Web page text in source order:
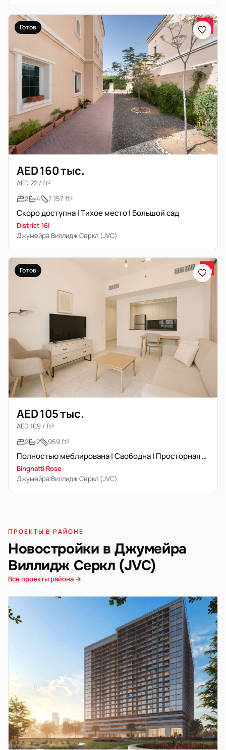
Готов
AED 160 тыс.
AED 22 / ft²
2
4 7 157 ft²
Скоро доступна | Тихое место | Большой сад
District 16I
Джумейра Виллидж Серкл (JVC)
Готов
AED 105 тыс.
AED 109 / ft²
2
2 959 ft²
Полностью меблирована | Свободна | Просторная планировка
Binghatti Rose
Джумейра Виллидж Серкл (JVC)
ПРОЕКТЫ В РАЙОНЕ
Новостройки в Джумейра
Виллидж Серкл (JVC)
Все проекты района →